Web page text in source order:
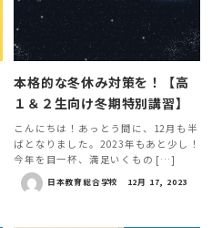
本格的な冬休み対策を！【高
１＆２生向け冬期特別講習】
こんにちは！あっとう間に、12月も半
ばとなりました。2023年もあと少し！
今年を目一杯、満足いくもの […]
日本教育総合学校 12月 17, 2023